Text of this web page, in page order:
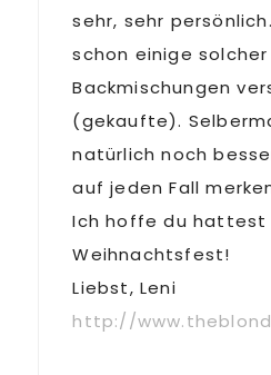
sehr, sehr
schon einige solcher
Backmischungen
(gekaufte).
natürlich noch
auf jeden Fall
Ich hoffe du hattest
Weihnachtsfest!
Liebst, Leni
http://